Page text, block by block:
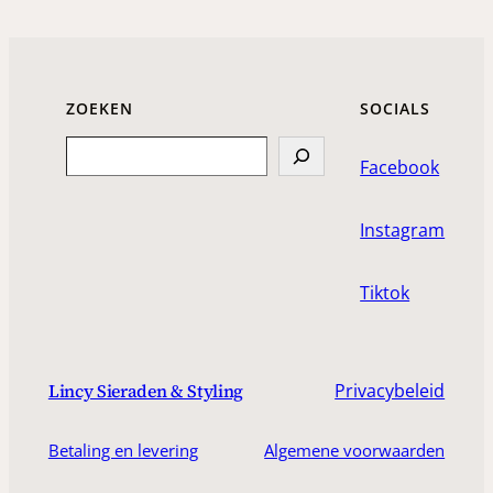
ZOEKEN SOCIALS
Facebook
Instagram
Tiktok
Lincy Sieraden & Styling Privacybeleid
Betaling en levering Algemene voorwaarden